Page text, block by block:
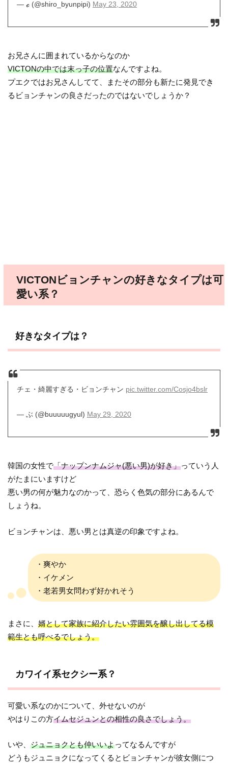
— ℴ (@shiro_byunpipi) May 23, 2020
お兄さんに囲まれているからなのか
VICTONの中では末っ子の位置なんですよね。
プエクではお兄さんしてて、またその部分も新たに発見でき
るビョンチャンの良さだったのではないでしょうか？
VICTONビョンチャンの好きなタイプは可
愛い系？
好きなタイプは？
チェ・綺麗すぎる・ビョンチャン pic.twitter.com/Cosjo4bslr
— ぶ (@buuuuugyul) May 29, 2020
韓国の女性で「ナップンナムジャ(悪い男)が好き」っていう人
がたまにいますけど
悪い男の何が魅力なのかって、恐らく色気の部分にあるんで
しょうね。
ビョンチャンは、悪い男とは真逆の印象ですよね。
・爽やか
・イケメン
・老若男女問わず好かれそう
まさに、婿として家族に紹介したい雰囲気を醸し出してる模
範生とも呼べるでしょう。
カワイイ系セクシー系？
可愛い系なのかについて、外せないのが
やはりこの方イムセジュンとの相性の良さでしょう。
いや、ジュニョクとも仲いいよってなるんですが
どうもジュニョクになってくるとビョンチャンが彼女側につ